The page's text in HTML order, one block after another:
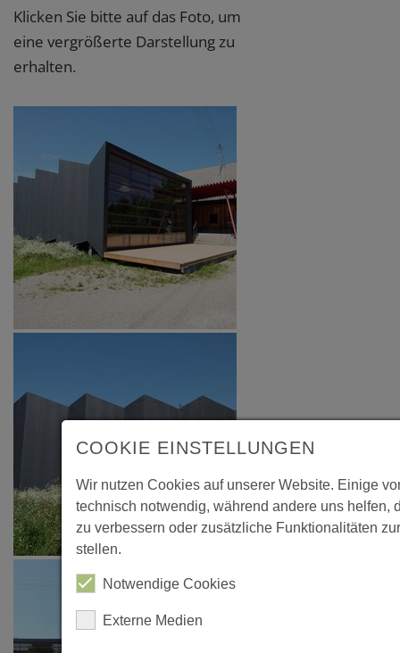
Klicken Sie bitte auf das Foto, um
eine vergrößerte Darstellung zu
erhalten.
COOKIE EINSTELLUNGEN
Wir nutzen Cookies auf unserer Website. Einige
technisch notwendig, während andere uns helfen,
zu verbessern oder zusätzliche Funktionalitäten
stellen.
Notwendige Cookies
Externe Medien